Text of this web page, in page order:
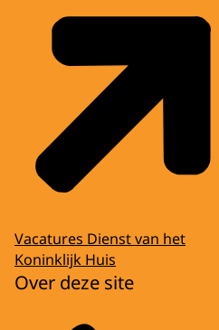
Vacatures Dienst van het
Koninklijk Huis
Over deze site